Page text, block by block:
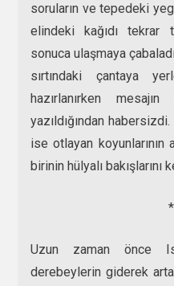
soruların ve tepedeki
elindeki kağıdı tekrar
sonuca ulaşmaya
sırtındaki çantaya
hazırlanırken
yazıldığından
ise otlayan koyunlarının
birinin hülyalı bakışlarını
Uzun zaman önce
derebeylerin giderek